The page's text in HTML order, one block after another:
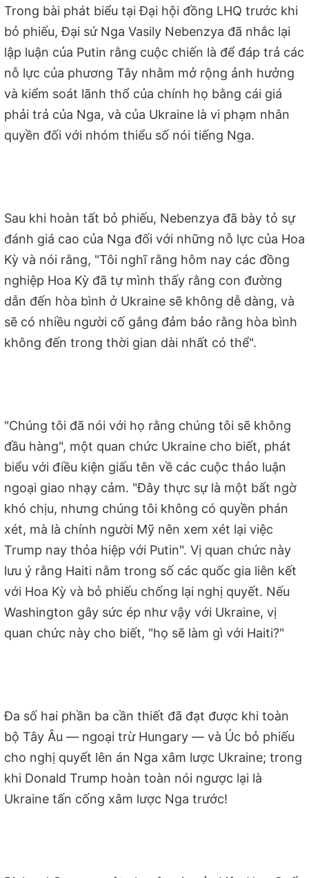
Trong bài phát biểu tại Đại hội đồng LHQ trước khi
bỏ phiếu, Đại sứ Nga Vasily Nebenzya đã nhắc lại
lập luận của Putin rằng cuộc chiến là để đáp trả các
nỗ lực của phương Tây nhằm mở rộng ảnh hưởng
và kiểm soát lãnh thổ của chính họ bằng cái giá
phải trả của Nga, và của Ukraine là vi phạm nhân
quyền đối với nhóm thiểu số nói tiếng Nga.
Sau khi hoàn tất bỏ phiếu, Nebenzya đã bày tỏ sự
đánh giá cao của Nga đối với những nỗ lực của Hoa
Kỳ và nói rằng, "Tôi nghĩ rằng hôm nay các đồng
nghiệp Hoa Kỳ đã tự mình thấy rằng con đường
dẫn đến hòa bình ở Ukraine sẽ không dễ dàng, và
sẽ có nhiều người cố gắng đảm bảo rằng hòa bình
không đến trong thời gian dài nhất có thể".
"Chúng tôi đã nói với họ rằng chúng tôi sẽ không
đầu hàng", một quan chức Ukraine cho biết, phát
biểu với điều kiện giấu tên về các cuộc thảo luận
ngoại giao nhạy cảm. "Đây thực sự là một bất ngờ
khó chịu, nhưng chúng tôi không có quyền phán
xét, mà là chính người Mỹ nên xem xét lại việc
Trump nay thỏa hiệp với Putin". Vị quan chức này
lưu ý rằng Haiti nằm trong số các quốc gia liên kết
với Hoa Kỳ và bỏ phiếu chống lại nghị quyết. Nếu
Washington gây sức ép như vậy với Ukraine, vị
quan chức này cho biết, "họ sẽ làm gì với Haiti?"
Đa số hai phần ba cần thiết đã đạt được khi toàn
bộ Tây Âu — ngoại trừ Hungary — và Úc bỏ phiếu
cho nghị quyết lên án Nga xâm lược Ukraine; trong
khi Donald Trump hoàn toàn nói ngược lại là
Ukraine tấn cống xâm lược Nga trước!